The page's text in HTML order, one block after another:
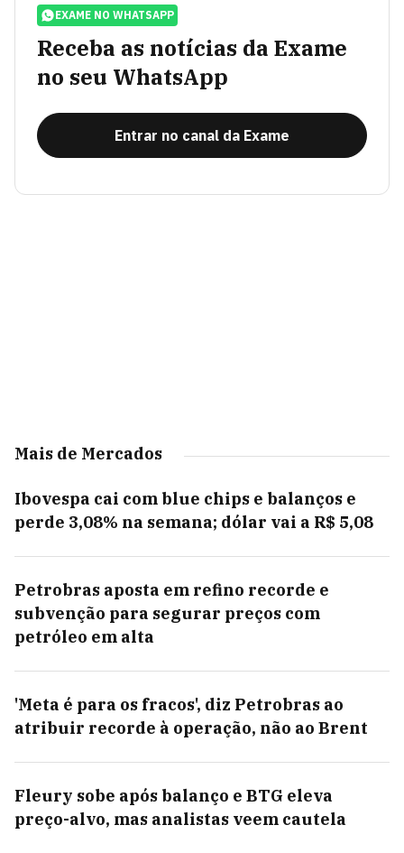
EXAME NO WHATSAPP
Receba as notícias da Exame
no seu WhatsApp
Entrar no canal da Exame
Mais de Mercados
Ibovespa cai com blue chips e balanços e
perde 3,08% na semana; dólar vai a R$ 5,08
Petrobras aposta em refino recorde e
subvenção para segurar preços com
petróleo em alta
'Meta é para os fracos', diz Petrobras ao
atribuir recorde à operação, não ao Brent
Fleury sobe após balanço e BTG eleva
preço-alvo, mas analistas veem cautela